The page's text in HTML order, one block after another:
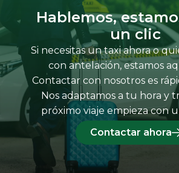
Hablemos,
un clic
Si necesitas un taxi ahora o
con antelación, estamos
Contactar con nosotros es
Nos adaptamos a tu hora y
próximo viaje empieza con
Contactar ahora